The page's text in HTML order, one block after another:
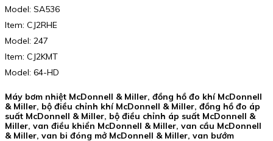
Model: SA536
Item: CJ2RHE
Model: 247
Item: CJ2KMT
Model: 64-HD
Máy bơm nhiệt McDonnell & Miller, đồng hồ đo khí McDonnell
& Miller, bộ điều chỉnh khí McDonnell & Miller, đồng hồ đo áp
suất McDonnell & Miller, bộ điều chỉnh áp suất McDonnell &
Miller, van điều khiển McDonnell & Miller, van cầu McDonnell
& Miller, van bi đóng mở McDonnell & Miller, van bướm